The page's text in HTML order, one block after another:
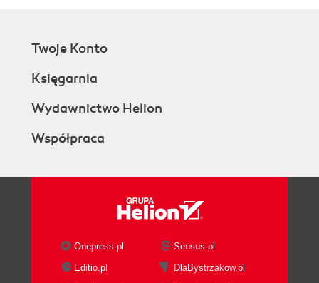
Twoje Konto
Księgarnia
Wydawnictwo Helion
Współpraca
Onepress.pl
Sensus.pl
Editio.pl
DlaBystrzakow.pl